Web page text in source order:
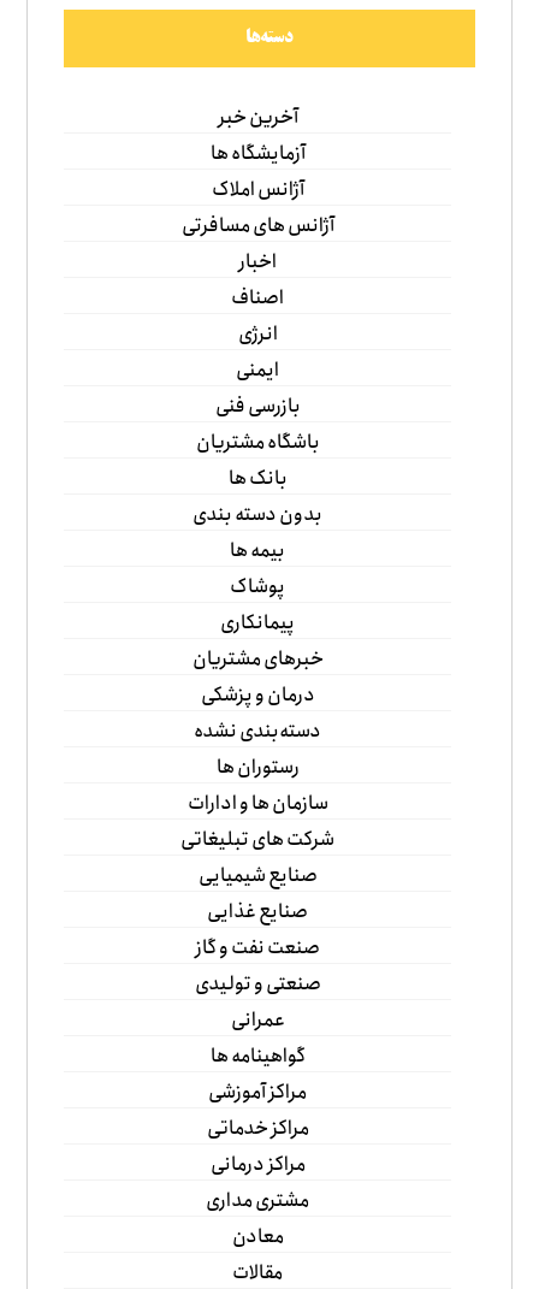
دسته‌ها
آخرین خبر
آزمایشگاه ها
آژانس املاک
آژانس های مسافرتی
اخبار
اصناف
انرژی
ایمنی
بازرسی فنی
باشگاه مشتریان
بانک ها
بدون دسته بندی
بیمه ها
پوشاک
پیمانکاری
خبرهای مشتریان
درمان و پزشکی
دسته‌بندی نشده
رستوران ها
سازمان ها و ادارات
شرکت های تبلیغاتی
صنایع شیمیایی
صنایع غذایی
صنعت نفت و گاز
صنعتی و تولیدی
عمرانی
گواهینامه ها
مراکز آموزشی
مراکز خدماتی
مراکز درمانی
مشتری مداری
معادن
مقالات